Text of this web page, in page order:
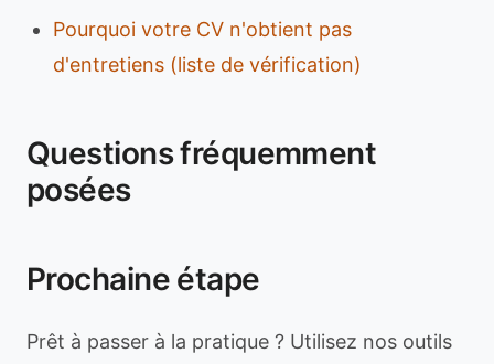
Pourquoi votre CV n'obtient pas
d'entretiens (liste de vérification)
Questions fréquemment
posées
Prochaine étape
Prêt à passer à la pratique ? Utilisez nos outils